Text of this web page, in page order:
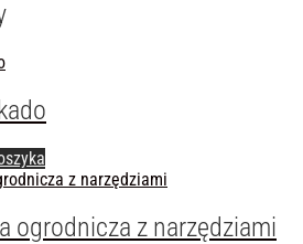
ogrodnicza z narzędziami